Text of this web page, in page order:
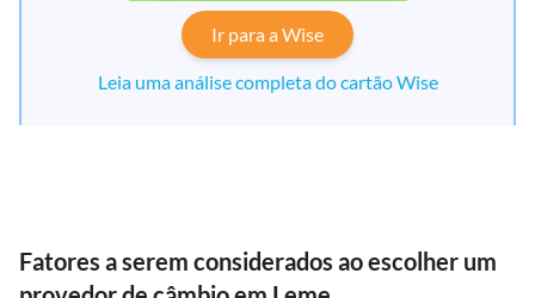
Ir para a Wise
Leia uma análise completa do cartão Wise
Fatores a serem considerados ao escolher um